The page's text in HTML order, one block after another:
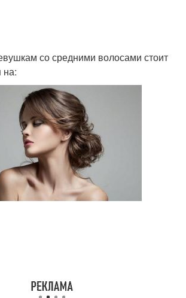
со средними волосами стоит
на: